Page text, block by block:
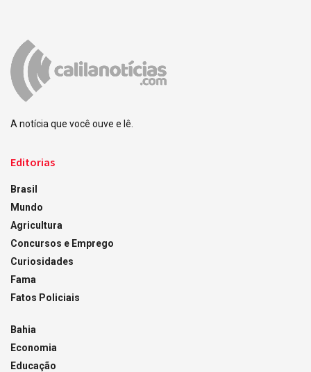
A notícia que você ouve e lê.
Editorias
Brasil
Mundo
Agricultura
Concursos e Emprego
Curiosidades
Fama
Fatos Policiais
Bahia
Economia
Educação